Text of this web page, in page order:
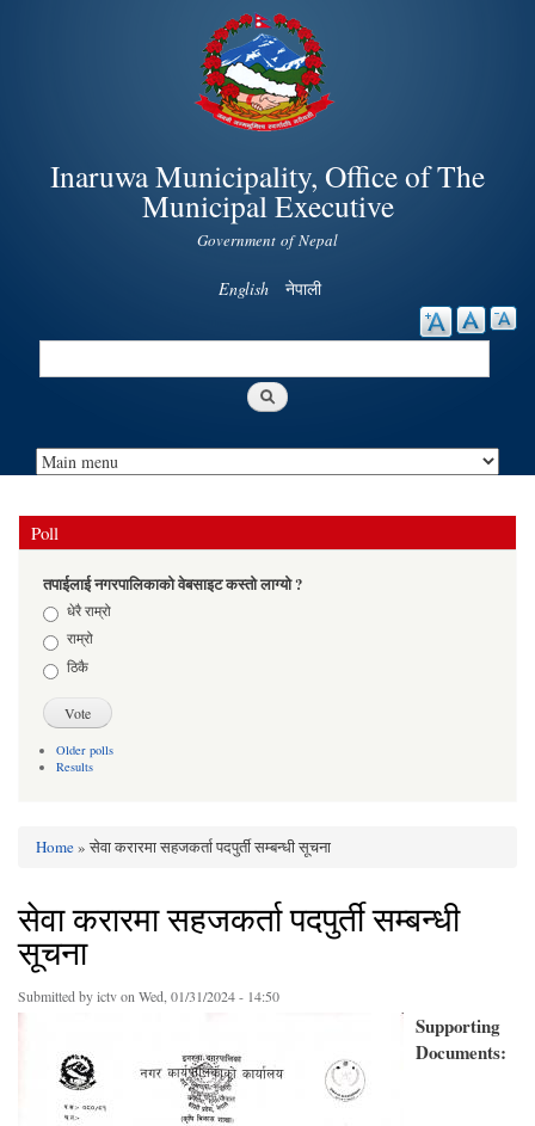
Skip to
main
content
Inaruwa Municipality, Office of The
Municipal Executive
Government of Nepal
English नेपाली
Search
Poll
तपाईलाई नगरपालिकाको वेबसाइट कस्तो लाग्यो ?
Choicesधेरै राम्रो
राम्रो
ठिकै
Older polls
Results
Home» सेवा करारमा सहजकर्ता पदपुर्ती सम्बन्धी सूचना
सेवा करारमा सहजकर्ता पदपुर्ती सम्बन्धी
सूचना
Submitted byictvon Wed, 01/31/2024 - 14:50
Supporting
Documents: